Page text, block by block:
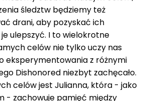
śledztw będziemy też
drani, aby pozyskać ich
ulepszyć. I to wielokrotne
celów nie tylko uczy nas
eksperymentowania z różnymi
Dishonored niezbyt zachęcało.
celów jest Julianna, która - jako
- zachowuje pamięć między